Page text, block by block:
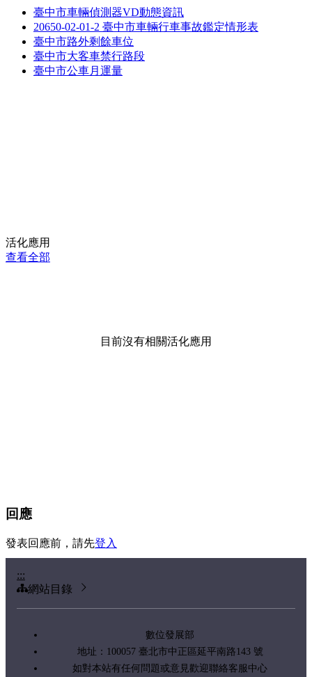
臺中市車輛偵測器VD動態資訊
20650-02-01-2 臺中市車輛行車事故鑑定情形表
臺中市路外剩餘車位
臺中市大客車禁行路段
臺中市公車月運量
活化應用
查看全部
目前沒有相關活化應用
回應
發表回應前，請先登入
:::
網站目錄
數位發展部
地址：100057 臺北市中正區延平南路143 號
如對本站有任何問題或意見歡迎聯絡客服中心